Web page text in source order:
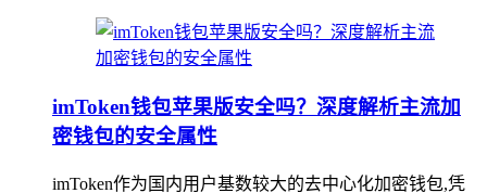
imToken钱包苹果版安全吗？深度解析主流加
密钱包的安全属性
imToken作为国内用户基数较大的去中心化加密钱包,凭